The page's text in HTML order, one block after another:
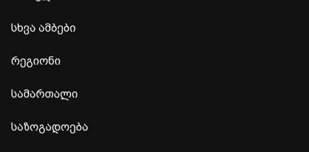
სხვა ამბები
რეგიონი
სამართალი
საზოგადოება